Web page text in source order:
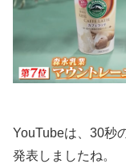
YouTubeは、30秒
発表しましたね。